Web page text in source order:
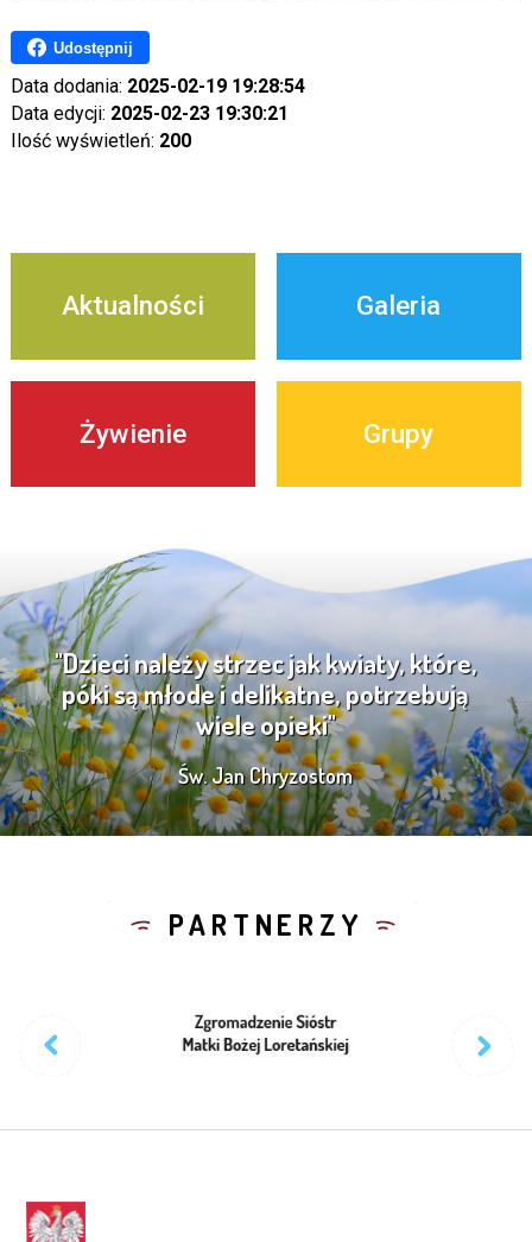
Udostępnij
Data dodania: 2025-02-19 19:28:54
Data edycji: 2025-02-23 19:30:21
Ilość wyświetleń: 200
Aktualności Galeria
Żywienie Grupy
"Dzieci należy strzec jak kwiaty, które,
póki są młode i delikatne, potrzebują
wiele opieki"
Św. Jan Chryzostom
PARTNERZY